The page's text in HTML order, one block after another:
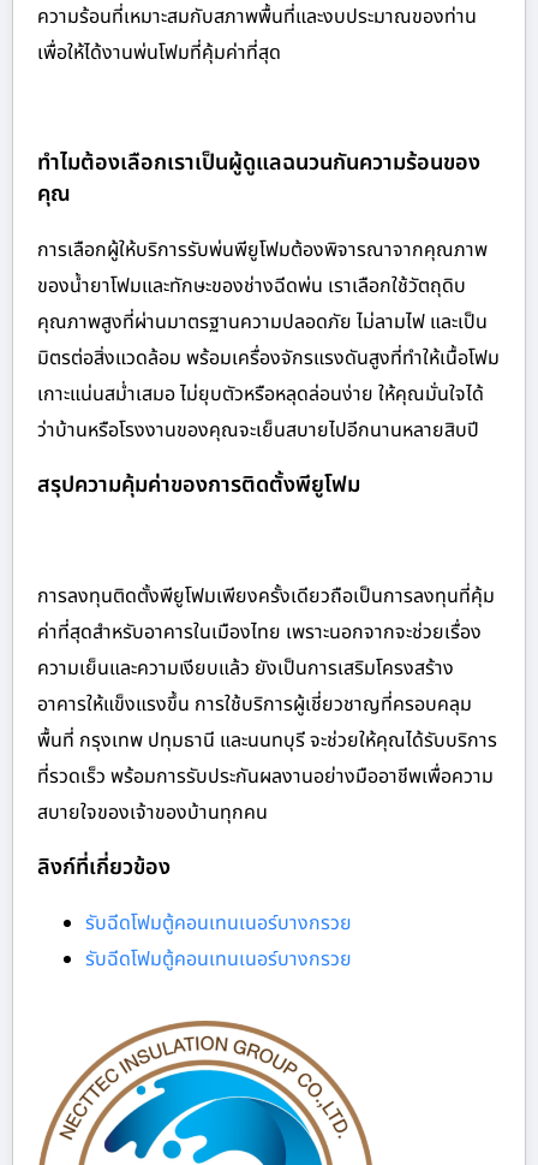
ความร้อนที่เหมาะสมกับสภาพพื้นที่และงบประมาณของท่าน
เพื่อให้ได้งานพ่นโฟมที่คุ้มค่าที่สุด
ทำไมต้องเลือกเราเป็นผู้ดูแลฉนวนกันความร้อนของ
คุณ
การเลือกผู้ให้บริการรับพ่นพียูโฟมต้องพิจารณาจากคุณภาพ
ของน้ำยาโฟมและทักษะของช่างฉีดพ่น เราเลือกใช้วัตถุดิบ
คุณภาพสูงที่ผ่านมาตรฐานความปลอดภัย ไม่ลามไฟ และเป็น
มิตรต่อสิ่งแวดล้อม พร้อมเครื่องจักรแรงดันสูงที่ทำให้เนื้อโฟม
เกาะแน่นสม่ำเสมอ ไม่ยุบตัวหรือหลุดล่อนง่าย ให้คุณมั่นใจได้
ว่าบ้านหรือโรงงานของคุณจะเย็นสบายไปอีกนานหลายสิบปี
สรุปความคุ้มค่าของการติดตั้งพียูโฟม
การลงทุนติดตั้งพียูโฟมเพียงครั้งเดียวถือเป็นการลงทุนที่คุ้ม
ค่าที่สุดสำหรับอาคารในเมืองไทย เพราะนอกจากจะช่วยเรื่อง
ความเย็นและความเงียบแล้ว ยังเป็นการเสริมโครงสร้าง
อาคารให้แข็งแรงขึ้น การใช้บริการผู้เชี่ยวชาญที่ครอบคลุม
พื้นที่ กรุงเทพ ปทุมธานี และนนทบุรี จะช่วยให้คุณได้รับบริการ
ที่รวดเร็ว พร้อมการรับประกันผลงานอย่างมืออาชีพเพื่อความ
สบายใจของเจ้าของบ้านทุกคน
ลิงก์ที่เกี่ยวข้อง
รับฉีดโฟมตู้คอนเทนเนอร์บางกรวย
รับฉีดโฟมตู้คอนเทนเนอร์บางกรวย